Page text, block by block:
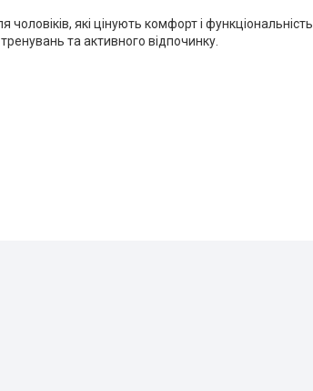
які цінують комфорт і функціональність
та активного відпочинку.